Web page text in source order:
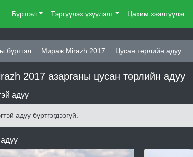
Бүртгэл Тэргүүлэх үзүүлэлт Цахим хээлтүүлэг
бүртгэл Мираж Mirazh 2017 Цусан төрлийн адуу
2017 азарганы цусан төрлийн адуу
адуу
адуу бүртгэгдээгүй.